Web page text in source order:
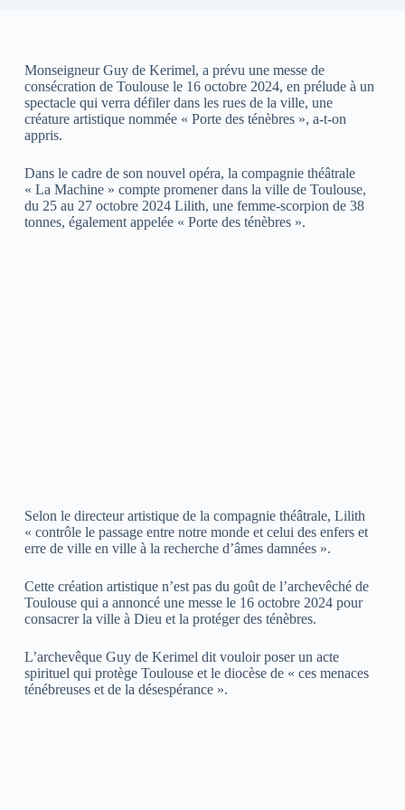
Monseigneur Guy de Kerimel, a prévu une messe de
consécration de Toulouse le 16 octobre 2024, en prélude à un
spectacle qui verra défiler dans les rues de la ville, une
créature artistique nommée « Porte des ténèbres », a-t-on
appris.
Dans le cadre de son nouvel opéra, la compagnie théâtrale
« La Machine » compte promener dans la ville de Toulouse,
du 25 au 27 octobre 2024 Lilith, une femme-scorpion de 38
tonnes, également appelée « Porte des ténèbres ».
Selon le directeur artistique de la compagnie théâtrale, Lilith
« contrôle le passage entre notre monde et celui des enfers et
erre de ville en ville à la recherche d’âmes damnées ».
Cette création artistique n’est pas du goût de l’archevêché de
Toulouse qui a annoncé une messe le 16 octobre 2024 pour
consacrer la ville à Dieu et la protéger des ténèbres.
L’archevêque Guy de Kerimel dit vouloir poser un acte
spirituel qui protège Toulouse et le diocèse de « ces menaces
ténébreuses et de la désespérance ».